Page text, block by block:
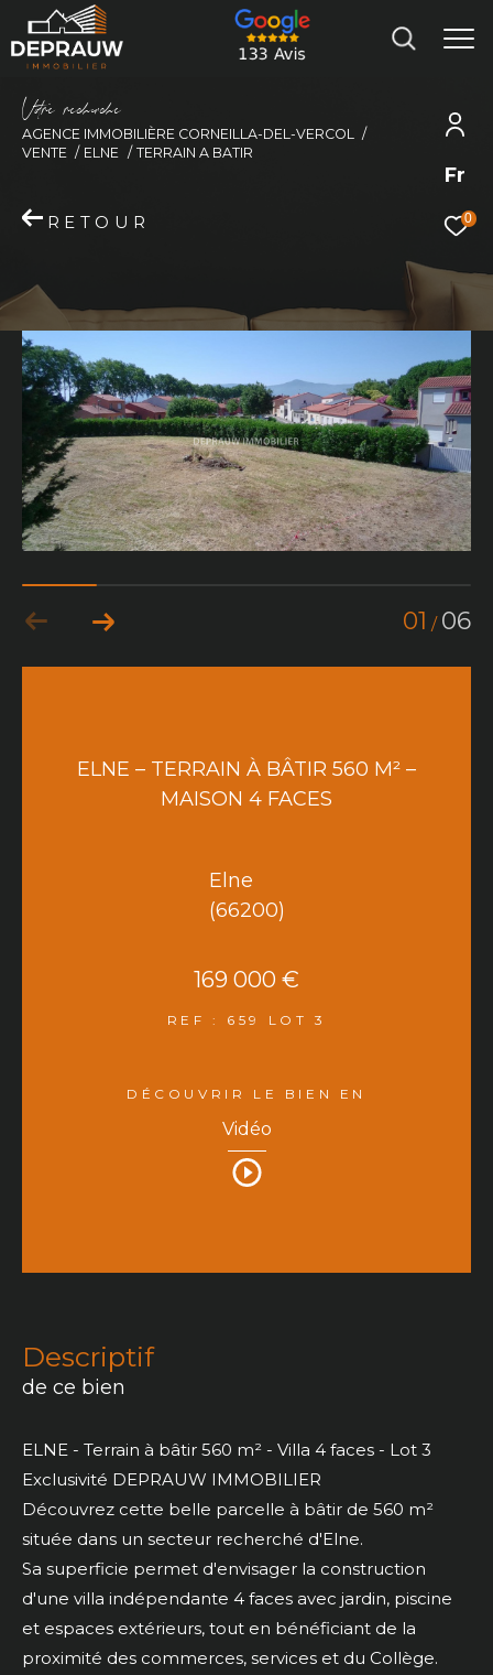
Fr
0
Vore recece
AGENCE IMMOBILIÈRE CORNEILLA-DEL-VERCOL
VENTE
ELNE TERRAIN A BATIR
RETOUR
01 / 06
ELNE – TERRAIN À BÂTIR 560 M² –
MAISON 4 FACES
Elne
(66200)
169 000 €
REF : 659 LOT 3
DÉCOUVRIR LE BIEN EN
Vidéo
descriptif
de ce bien
ELNE - Terrain à bâtir 560 m² - Villa 4 faces - Lot 3
Exclusivité DEPRAUW IMMOBILIER
Découvrez cette belle parcelle à bâtir de 560 m²
située dans un secteur recherché d'Elne.
Sa superficie permet d'envisager la construction
d'une villa indépendante 4 faces avec jardin, piscine
et espaces extérieurs, tout en bénéficiant de la
proximité des commerces, services et du Collège.